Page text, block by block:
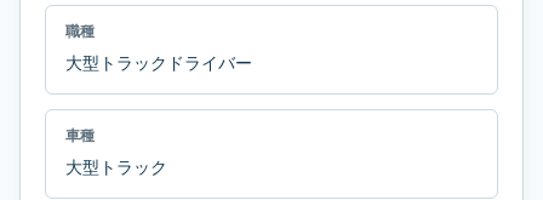
職種
大型トラックドライバー
車種
大型トラック